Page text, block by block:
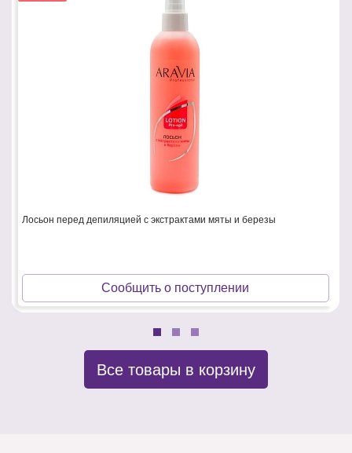
Лосьон перед депиляцией с экстрактами мяты и березы
Сообщить о поступлении
Все товары в корзину